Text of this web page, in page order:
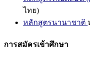
ไทย)
หลักสูตรนานาชาติ
การสมัครเข้าศึกษา